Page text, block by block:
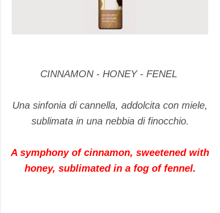
CINNAMON - HONEY - FENEL
Una sinfonia di cannella, addolcita con miele,
sublimata in una nebbia di finocchio.
A symphony of cinnamon, sweetened with
honey, sublimated in a fog of fennel.